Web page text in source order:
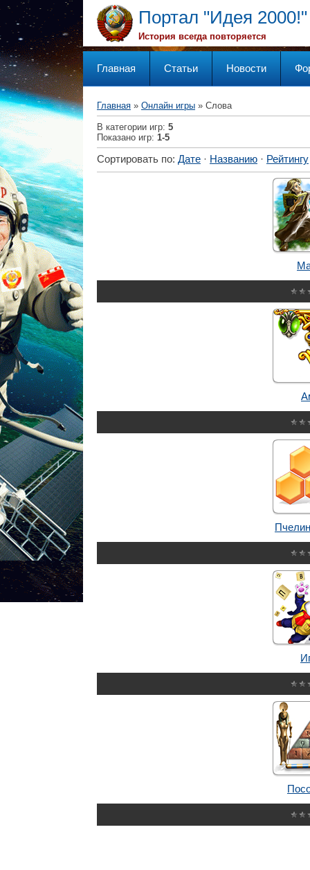
Портал "Идея 2000!"
История всегда повторяется
Главная Статьи Новости
Главная » Онлайн игры » Слова
В категории игр: 5
Показано игр: 1-5
Сортировать по: Дате · Названию · Рейтингу